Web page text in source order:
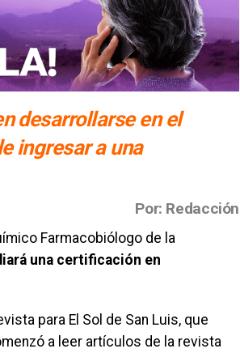
desarrollarse en el
ingresar a una
Por: Redacción
Farmacobiólogo de la
una certificación en
para El Sol de San Luis, que
a leer artículos de la revista